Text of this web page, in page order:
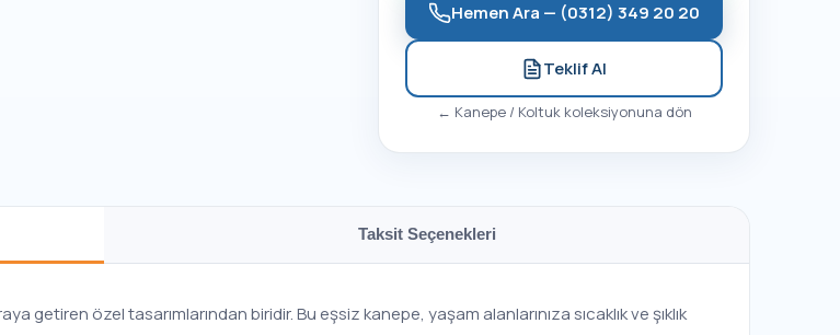
Hemen Ara — (0312) 349 20 20
Teklif Al
← Kanepe / Koltukkoleksiyonuna dön
Taksit Seçenekleri
getiren özel tasarımlarından biridir. Bu eşsiz kanepe, yaşam alanlarınıza sıcaklık ve şıklık